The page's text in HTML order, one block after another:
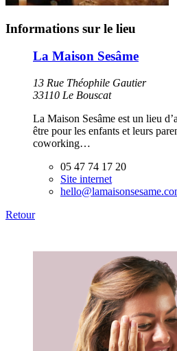
Informations sur le lieu
La Maison Sesâme
13 Rue Théophile Gautier
33110 Le Bouscat
La Maison Sesâme est un lieu
être pour les enfants et leurs
coworking…
05 47 74 17 20
Site internet
Retour